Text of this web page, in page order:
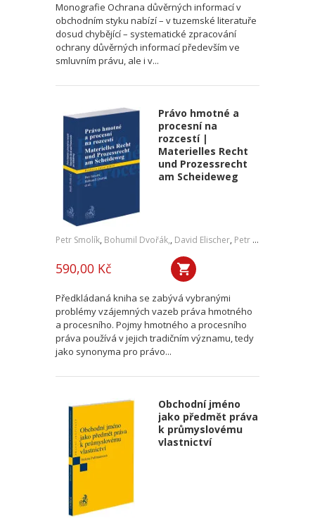
Monografie Ochrana důvěrných informací v
obchodním styku nabízí – v tuzemské literatuře
dosud chybějící – systematické zpracování
ochrany důvěrných informací především ve
smluvním právu, ale i v...
Právo hmotné a
procesní na
rozcestí |
Materielles Recht
und Prozessrecht
am Scheideweg
Petr Smolík, Bohumil Dvořák,, David Elischer, Petr Lavický
590,00 Kč
Předkládaná kniha se zabývá vybranými
problémy vzájemných vazeb práva hmotného
a procesního. Pojmy hmotného a procesního
práva používá v jejich tradičním významu, tedy
jako synonyma pro právo...
Obchodní jméno
jako předmět práva
k průmyslovému
vlastnictví